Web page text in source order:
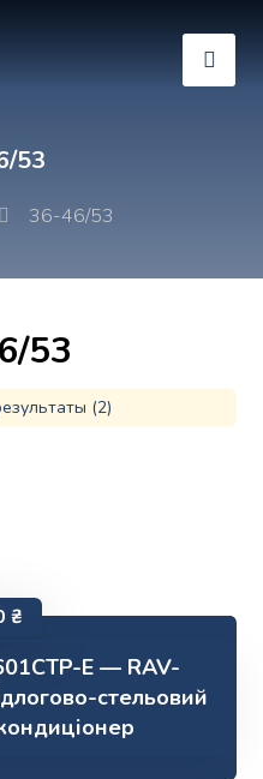
53
36-46/53
53
(2)
E — RAV-
стельовий
₴